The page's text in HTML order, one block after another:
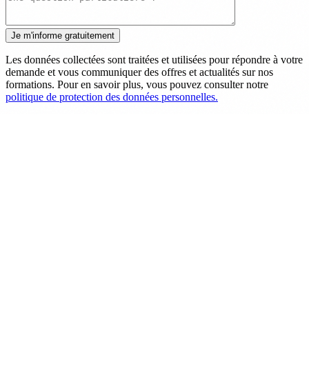
Les données collectées sont traitées et utilisées pour répondre à votre
demande et vous communiquer des offres et actualités sur nos
formations. Pour en savoir plus, vous pouvez consulter notre
politique de protection des données personnelles.